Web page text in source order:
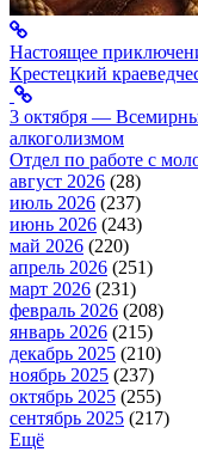
Настоящее
Крестецкий
3 октября —
алкоголизмом
Отдел по работе с
август 2026 (28)
июль 2026 (237)
июнь 2026 (243)
май 2026 (220)
апрель 2026 (251)
март 2026 (231)
февраль 2026 (208)
январь 2026 (215)
декабрь 2025 (210)
ноябрь 2025 (237)
октябрь 2025 (255)
сентябрь 2025 (217)
Ещё